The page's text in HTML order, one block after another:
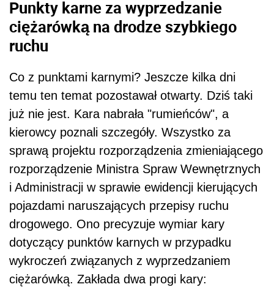
Punkty karne za wyprzedzanie
ciężarówką na drodze szybkiego
ruchu
Co z punktami karnymi? Jeszcze kilka dni
temu ten temat pozostawał otwarty. Dziś taki
już nie jest. Kara nabrała "rumieńców", a
kierowcy poznali szczegóły. Wszystko za
sprawą projektu rozporządzenia zmieniającego
rozporządzenie Ministra Spraw Wewnętrznych
i Administracji w sprawie ewidencji kierujących
pojazdami naruszających przepisy ruchu
drogowego. Ono precyzuje wymiar kary
dotyczący punktów karnych w przypadku
wykroczeń związanych z wyprzedzaniem
ciężarówką. Zakłada dwa progi kary: